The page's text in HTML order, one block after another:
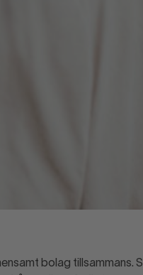
bolag tillsammans.